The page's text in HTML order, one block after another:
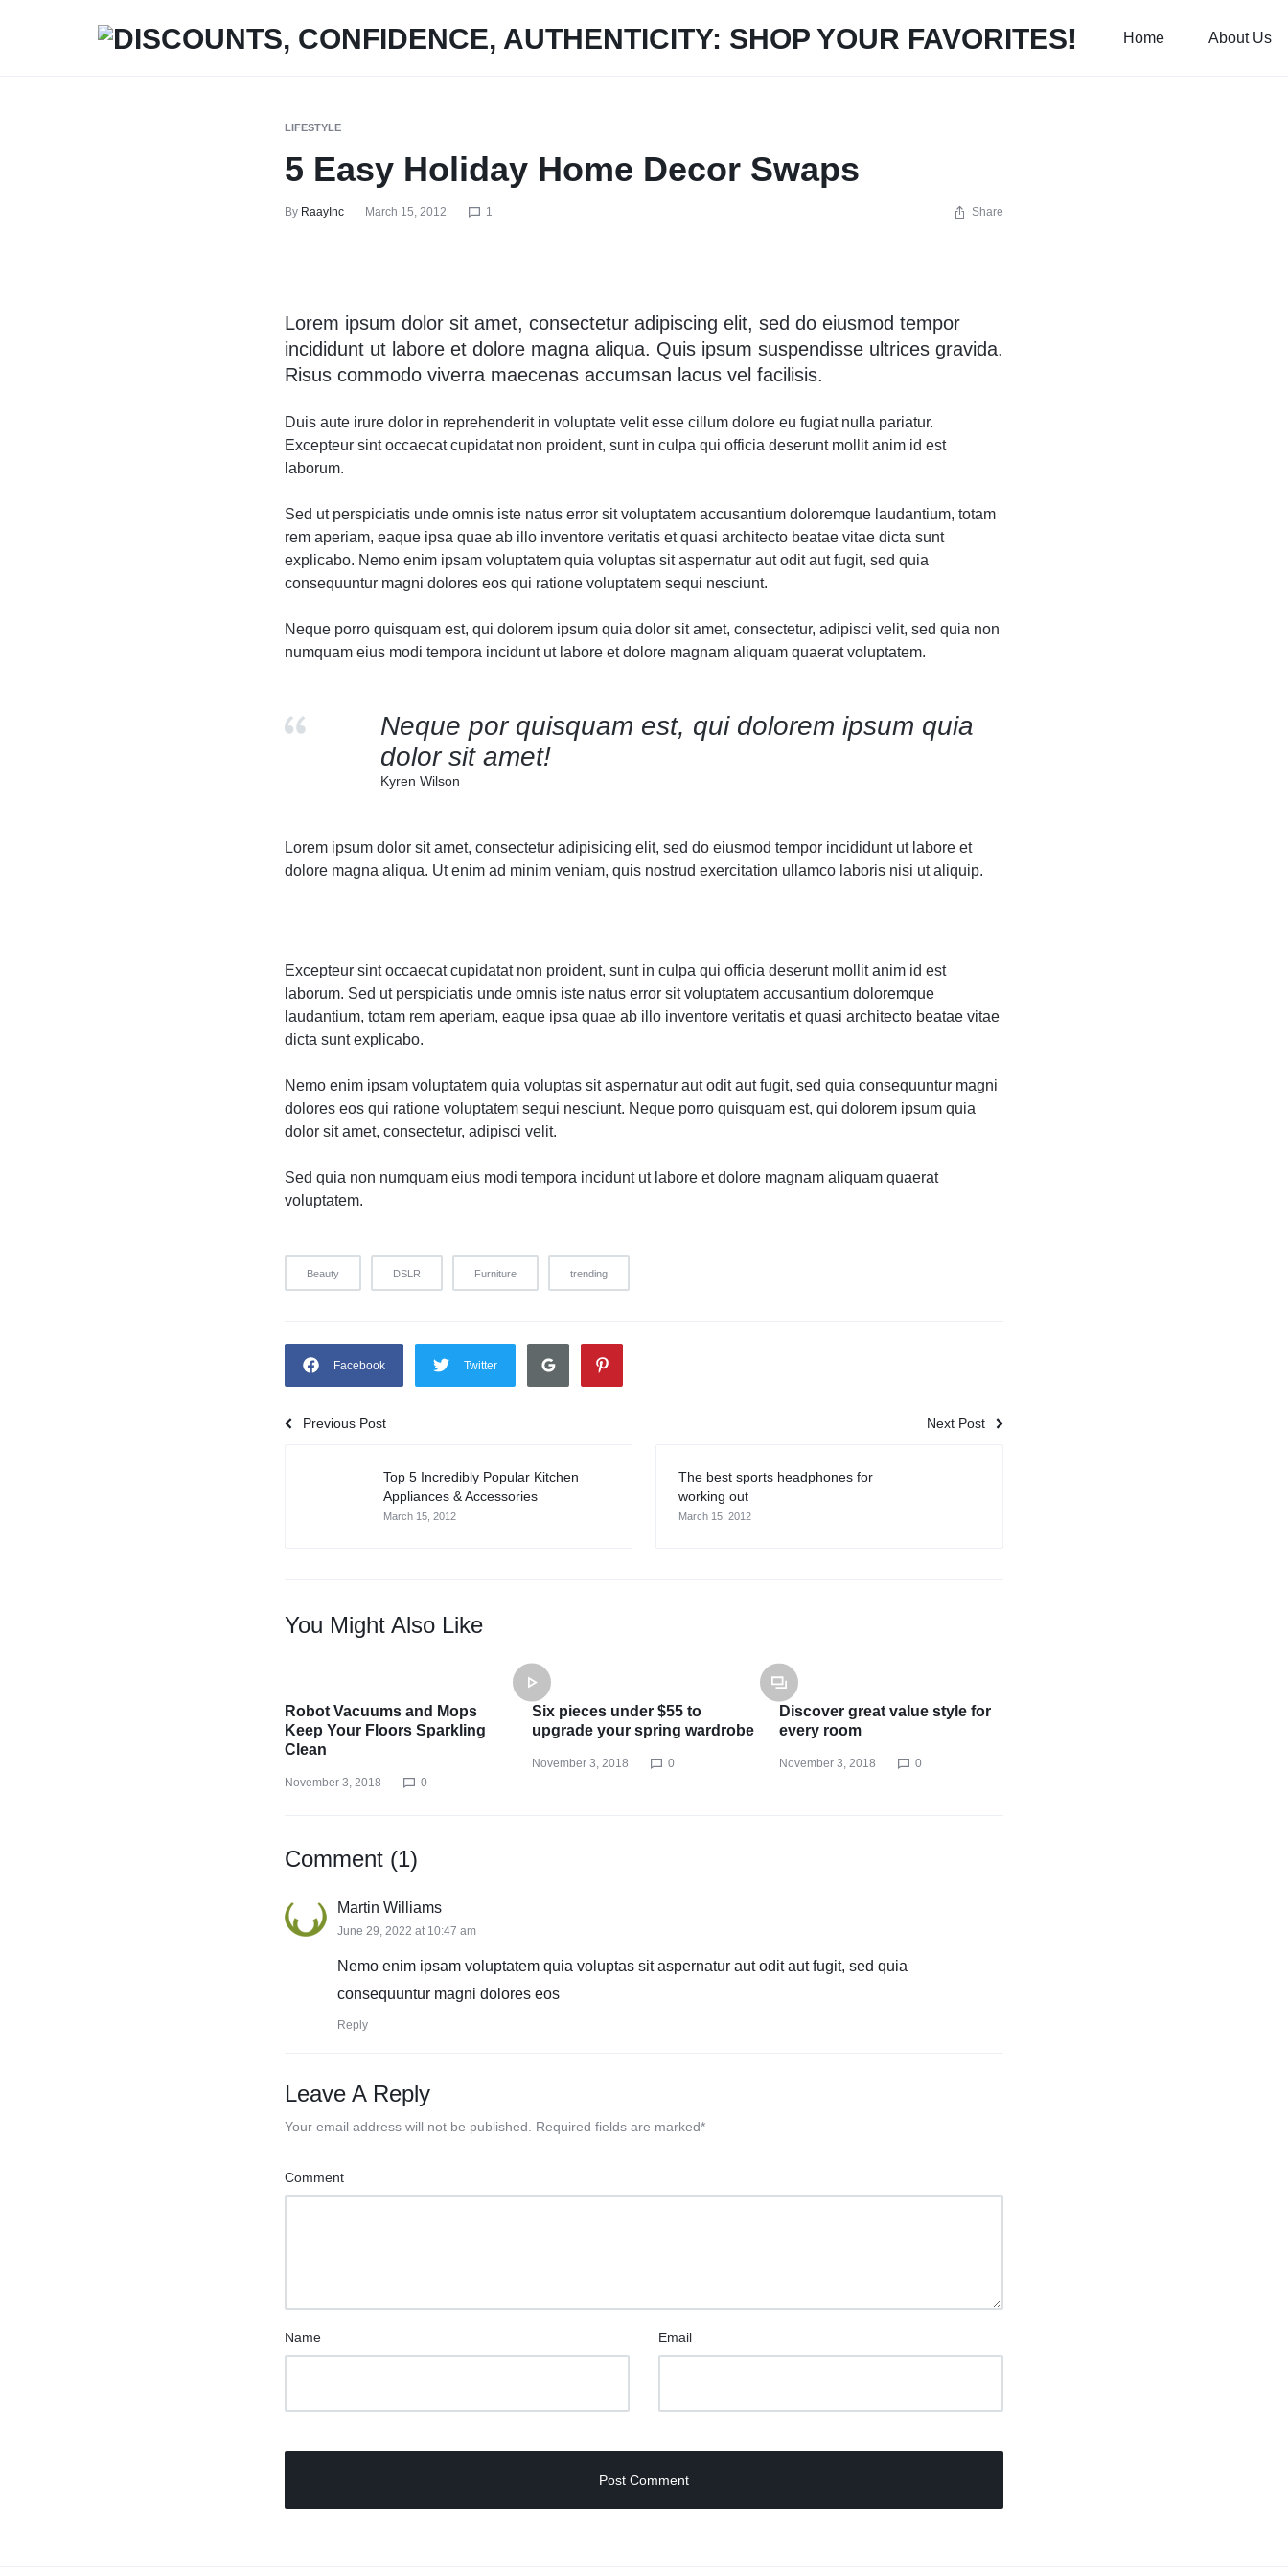
CONFIDENCE,
AUTHENTICITY:
Home About Us
LIFESTYLE
5 Easy Holiday Home Decor Swaps
By RaayInc March 15, 2012 1 Share
Lorem ipsum dolor sit amet, consectetur adipiscing elit, sed do eiusmod tempor
incididunt ut labore et dolore magna aliqua. Quis ipsum suspendisse ultrices gravida.
Risus commodo viverra maecenas accumsan lacus vel facilisis.
Duis aute irure dolor in reprehenderit in voluptate velit esse cillum dolore eu fugiat nulla pariatur.
Excepteur sint occaecat cupidatat non proident, sunt in culpa qui officia deserunt mollit anim id est
laborum.
Sed ut perspiciatis unde omnis iste natus error sit voluptatem accusantium doloremque laudantium, totam
rem aperiam, eaque ipsa quae ab illo inventore veritatis et quasi architecto beatae vitae dicta sunt
explicabo. Nemo enim ipsam voluptatem quia voluptas sit aspernatur aut odit aut fugit, sed quia
consequuntur magni dolores eos qui ratione voluptatem sequi nesciunt.
Neque porro quisquam est, qui dolorem ipsum quia dolor sit amet, consectetur, adipisci velit, sed quia non
numquam eius modi tempora incidunt ut labore et dolore magnam aliquam quaerat voluptatem.
Neque por quisquam est, qui dolorem ipsum quia
dolor sit amet!
Kyren Wilson
Lorem ipsum dolor sit amet, consectetur adipisicing elit, sed do eiusmod tempor incididunt ut labore et
dolore magna aliqua. Ut enim ad minim veniam, quis nostrud exercitation ullamco laboris nisi ut aliquip.
Excepteur sint occaecat cupidatat non proident, sunt in culpa qui officia deserunt mollit anim id est
laborum. Sed ut perspiciatis unde omnis iste natus error sit voluptatem accusantium doloremque
laudantium, totam rem aperiam, eaque ipsa quae ab illo inventore veritatis et quasi architecto beatae vitae
dicta sunt explicabo.
Nemo enim ipsam voluptatem quia voluptas sit aspernatur aut odit aut fugit, sed quia consequuntur magni
dolores eos qui ratione voluptatem sequi nesciunt. Neque porro quisquam est, qui dolorem ipsum quia
dolor sit amet, consectetur, adipisci velit.
Sed quia non numquam eius modi tempora incidunt ut labore et dolore magnam aliquam quaerat
voluptatem.
Beauty DSLR Furniture trending
Facebook Twitter
Previous Post Next Post
Top 5 Incredibly Popular Kitchen
Appliances & Accessories
March 15, 2012
The best sports headphones for
working out
March 15, 2012
You Might Also Like
Robot Vacuums and Mops
Keep Your Floors Sparkling
Clean
November 3, 2018 0
Six pieces under $55 to
upgrade your spring wardrobe
November 3, 2018 0
Discover great value style for
every room
November 3, 2018 0
Comment (1)
Martin Williams
June 29, 2022 at 10:47 am
Nemo enim ipsam voluptatem quia voluptas sit aspernatur aut odit aut fugit, sed quia
consequuntur magni dolores eos
Reply
Leave A Reply
Your email address will not be published. Required fields are marked*
Comment
Name Email